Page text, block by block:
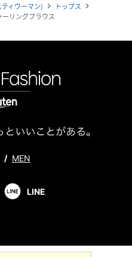
ィウーマン) navigate_next トップス navigate_next
リングブラウス
/ MEN
LINE